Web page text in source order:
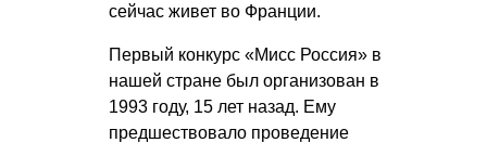
сейчас живет во Франции.
Первый конкурс «Мисс Россия» в
нашей стране был организован в
1993 году, 15 лет назад. Ему
предшествовало проведение